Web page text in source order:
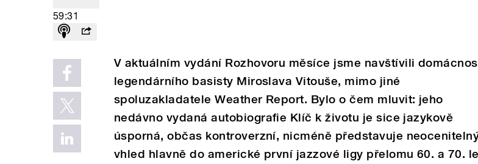
59:31
V aktuálním vydání Rozhovoru měsíce jsme navštívili
legendárního basisty Miroslava Vitouše, mimo jiné
spoluzakladatele Weather Report. Bylo o čem mluvit: jeho
nedávno vydaná autobiografie Klíč k životu je sice jazykově
úsporná, občas kontroverzní, nicméně představuje
vhled hlavně do americké první jazzové ligy přelomu 60. a 70.